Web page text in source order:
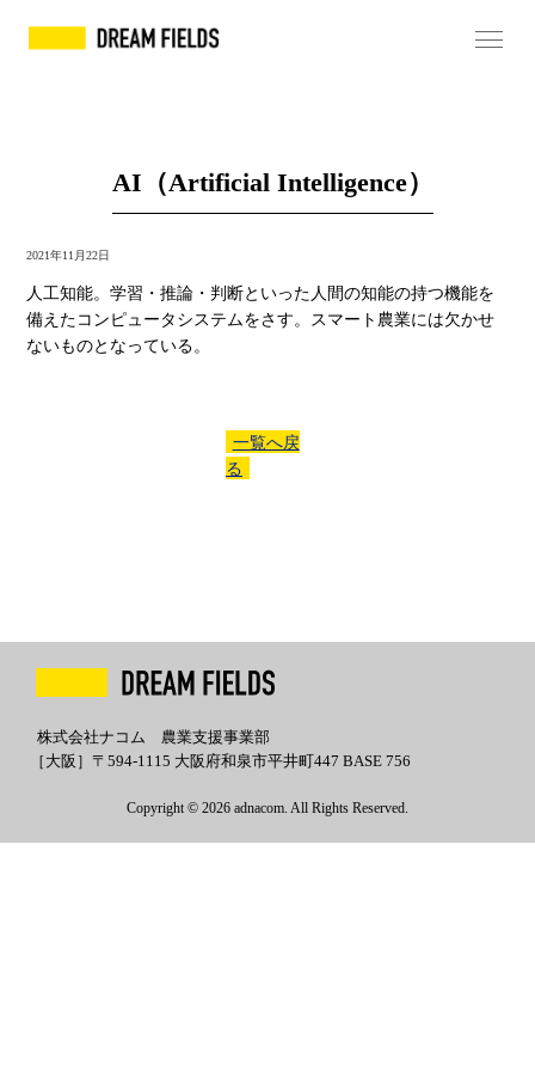
AI（Artificial Intelligence）
2021年11月22日
人工知能。学習・推論・判断といった人間の知能の持つ機能を
備えたコンピュータシステムをさす。スマート農業には欠かせ
ないものとなっている。
一覧へ戻
る
株式会社ナコム 農業支援事業部
［大阪］〒594-1115 大阪府和泉市平井町447 BASE 756
Copyright © 2026 adnacom. All Rights Reserved.